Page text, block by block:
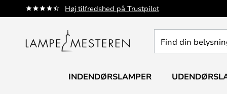
Høj tilfredshed på Trustpilot
Skip
to
din
INDENDØRSLAMPER